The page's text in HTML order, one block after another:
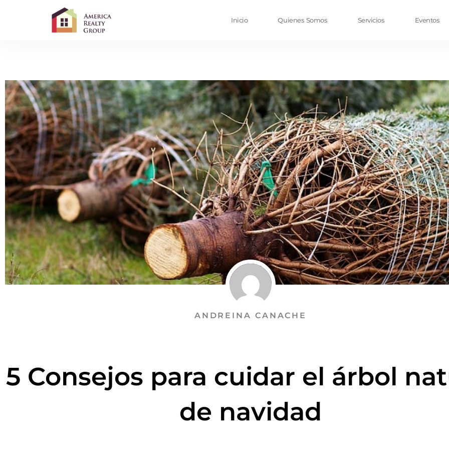
Inicio Quienes Somos Servicios Eventos
ANDREINA CANACHE
5 Consejos para cuidar el árbol
de navidad